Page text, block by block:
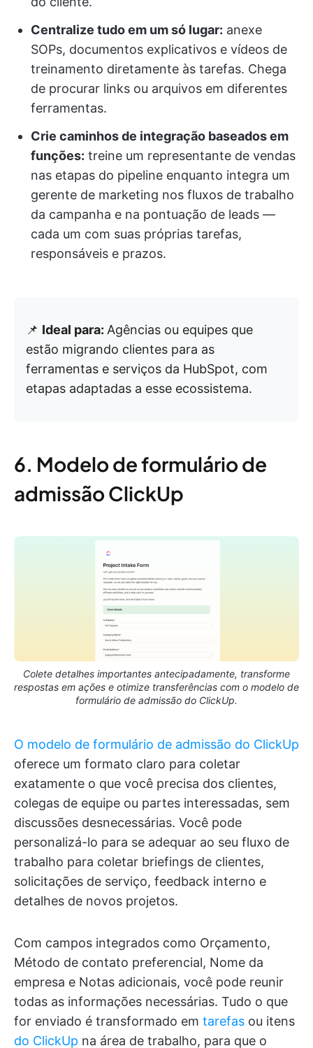
Centralize tudo em um só lugar: anexe
SOPs, documentos explicativos e vídeos de
treinamento diretamente às tarefas. Chega
de procurar links ou arquivos em diferentes
ferramentas.
Crie caminhos de integração baseados em
funções: treine um representante de vendas
nas etapas do pipeline enquanto integra um
gerente de marketing nos fluxos de trabalho
da campanha e na pontuação de leads —
cada um com suas próprias tarefas,
responsáveis e prazos.
📌 Ideal para: Agências ou equipes que
estão migrando clientes para as
ferramentas e serviços da HubSpot, com
etapas adaptadas a esse ecossistema.
6. Modelo de formulário de
admissão ClickUp
Colete detalhes importantes antecipadamente, transforme
respostas em ações e otimize transferências com o modelo de
formulário de admissão do ClickUp.
O modelo de formulário de admissão do ClickUp
oferece um formato claro para coletar
exatamente o que você precisa dos clientes,
colegas de equipe ou partes interessadas, sem
discussões desnecessárias. Você pode
personalizá-lo para se adequar ao seu fluxo de
trabalho para coletar briefings de clientes,
solicitações de serviço, feedback interno e
detalhes de novos projetos.
Com campos integrados como Orçamento,
Método de contato preferencial, Nome da
empresa e Notas adicionais, você pode reunir
todas as informações necessárias. Tudo o que
for enviado é transformado em tarefas ou itens
do ClickUp na área de trabalho, para que o